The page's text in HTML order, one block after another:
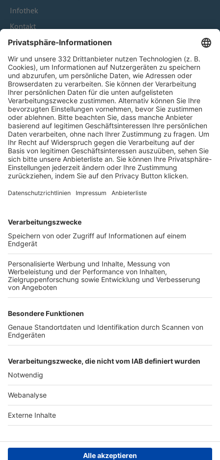
Infothek
Kontakt
HÄUFIG BESUCHTE SEITEN
Pässe und Vereinswechsel
Trainerausbildung
Schulungsangebot Vereinsmitarbeiter
BFV-Geschäftsstellen
Trainerbörse
Login SpielPlus
FOLGE DEM BFV
TOP-VEREINE
TOP-PARTNER
Nutzungsbedingungen Datenschutz Impressum